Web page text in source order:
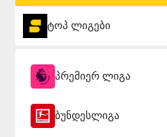
ტოპ ლიგები
პრემიერ ლიგა
ბუნდესლიგა